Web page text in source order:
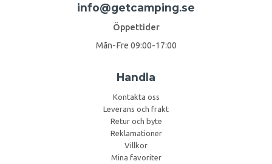
info@getcamping.se
Öppettider
Mån-Fre 09:00-17:00
Handla
Kontakta oss
Leverans och frakt
Retur och byte
Reklamationer
Villkor
Mina favoriter